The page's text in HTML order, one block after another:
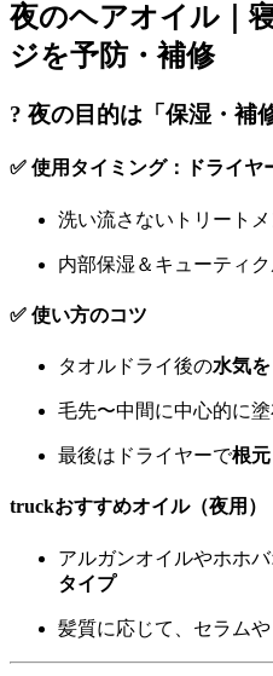
夜のヘアオイル｜
ジを予防・補修
? 夜の目的は「保湿・補
✅ 使用タイミング：ドライヤ
洗い流さないトリート
内部保湿＆キューティ
✅ 使い方のコツ
タオルドライ後の水気
毛先〜中間に中心的に
最後はドライヤーで根
truckおすすめオイル（夜用）
アルガンオイルやホホ
タイプ
髪質に応じて、セラム